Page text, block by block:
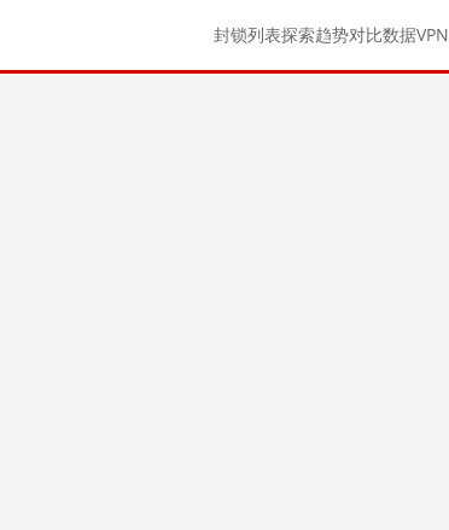
封锁列表探索趋势对比数据VPN